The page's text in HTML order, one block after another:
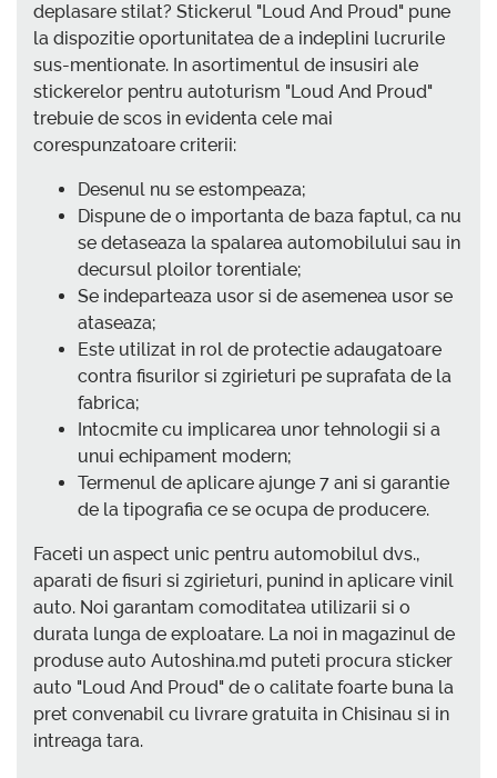
deplasare stilat? Stickerul "Loud And Proud" pune
la dispozitie oportunitatea de a indeplini lucrurile
sus-mentionate. In asortimentul de insusiri ale
stickerelor pentru autoturism "Loud And Proud"
trebuie de scos in evidenta cele mai
corespunzatoare criterii:
Desenul nu se estompeaza;
Dispune de o importanta de baza faptul, ca nu
se detaseaza la spalarea automobilului sau in
decursul ploilor torentiale;
Se indeparteaza usor si de asemenea usor se
ataseaza;
Este utilizat in rol de protectie adaugatoare
contra fisurilor si zgirieturi pe suprafata de la
fabrica;
Intocmite cu implicarea unor tehnologii si a
unui echipament modern;
Termenul de aplicare ajunge 7 ani si garantie
de la tipografia ce se ocupa de producere.
Faceti un aspect unic pentru automobilul dvs.,
aparati de fisuri si zgirieturi, punind in aplicare vinil
auto. Noi garantam comoditatea utilizarii si o
durata lunga de exploatare. La noi in magazinul de
produse auto Autoshina.md puteti procura sticker
auto "Loud And Proud" de o calitate foarte buna la
pret convenabil cu livrare gratuita in Chisinau si in
intreaga tara.